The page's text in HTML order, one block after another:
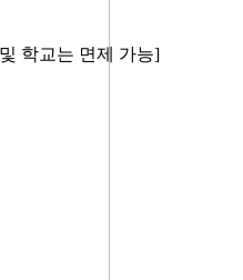
학교는 면제 가능]